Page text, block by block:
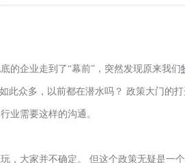
的企业走到了“幕前”，突然发现原来我们
此众多，以前都在潜水吗？ 政策大门的
业需要这样的沟通。
，大家并不确定。 但这个政策无疑是一